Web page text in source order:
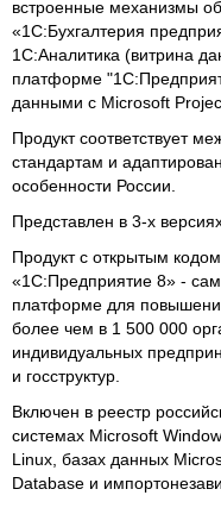
встроенные механизмы
«1С:Бухгалтерия
1С:Аналитика (витрина
платформе
данными с Microsoft
Продукт соответствует
стандартам и
особенности России.
Представлен в 3-х
Продукт с открытым
«1С:Предприятие 8» -
платформе для
более чем в 1 500 000
индивидуальных
и госструктур.
Включен в реестр
системах Microsoft
Linux, базах данных
Database и